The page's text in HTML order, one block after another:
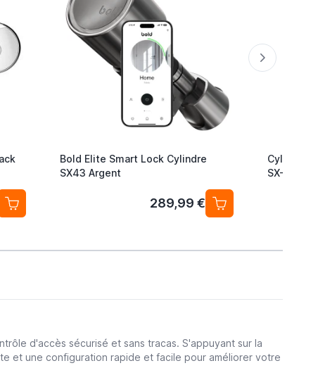
Bold Elite Smart Lock Cylindre
SX43 Argent
289,99 €
Cylindre
SX-33
d'accès sécurisé et sans tracas. S'appuyant sur la
et une configuration rapide et facile pour améliorer votre